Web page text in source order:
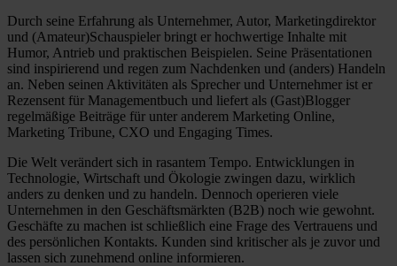
Durch seine Erfahrung als Unternehmer, Autor, Marketingdirektor
und (Amateur)Schauspieler bringt er hochwertige Inhalte mit
Humor, Antrieb und praktischen Beispielen. Seine Präsentationen
sind inspirierend und regen zum Nachdenken und (anders) Handeln
an. Neben seinen Aktivitäten als Sprecher und Unternehmer ist er
Rezensent für Managementbuch und liefert als (Gast)Blogger
regelmäßige Beiträge für unter anderem Marketing Online,
Marketing Tribune, CXO und Engaging Times.
Die Welt verändert sich in rasantem Tempo. Entwicklungen in
Technologie, Wirtschaft und Ökologie zwingen dazu, wirklich
anders zu denken und zu handeln. Dennoch operieren viele
Unternehmen in den Geschäftsmärkten (B2B) noch wie gewohnt.
Geschäfte zu machen ist schließlich eine Frage des Vertrauens und
des persönlichen Kontakts. Kunden sind kritischer als je zuvor und
lassen sich zunehmend online informieren.